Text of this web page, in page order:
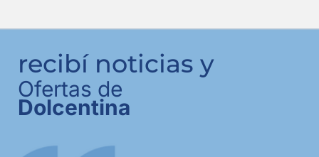
recibí noticias y
Ofertas de
Dolcentina